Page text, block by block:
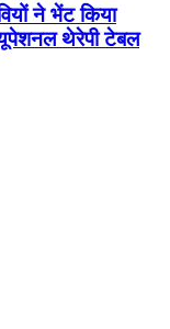
ने भेंट किया
थेरेपी टेबल